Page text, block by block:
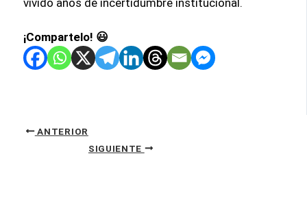
¡Compartelo! 😃
ANTERIOR
SIGUIENTE